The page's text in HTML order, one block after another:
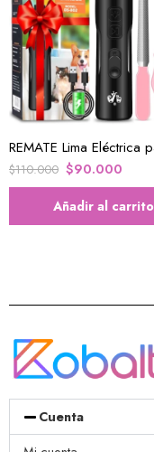
$110.000 $90.000
Añadir al carrito
Cuenta